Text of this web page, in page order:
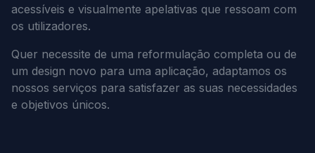
acessíveis e visualmente apelativas que ressoam com
os utilizadores.
Quer necessite de uma reformulação completa ou de
um design novo para uma aplicação, adaptamos os
nossos serviços para satisfazer as suas necessidades
e objetivos únicos.